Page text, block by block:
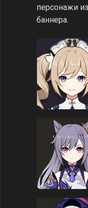
персонажи
баннера.